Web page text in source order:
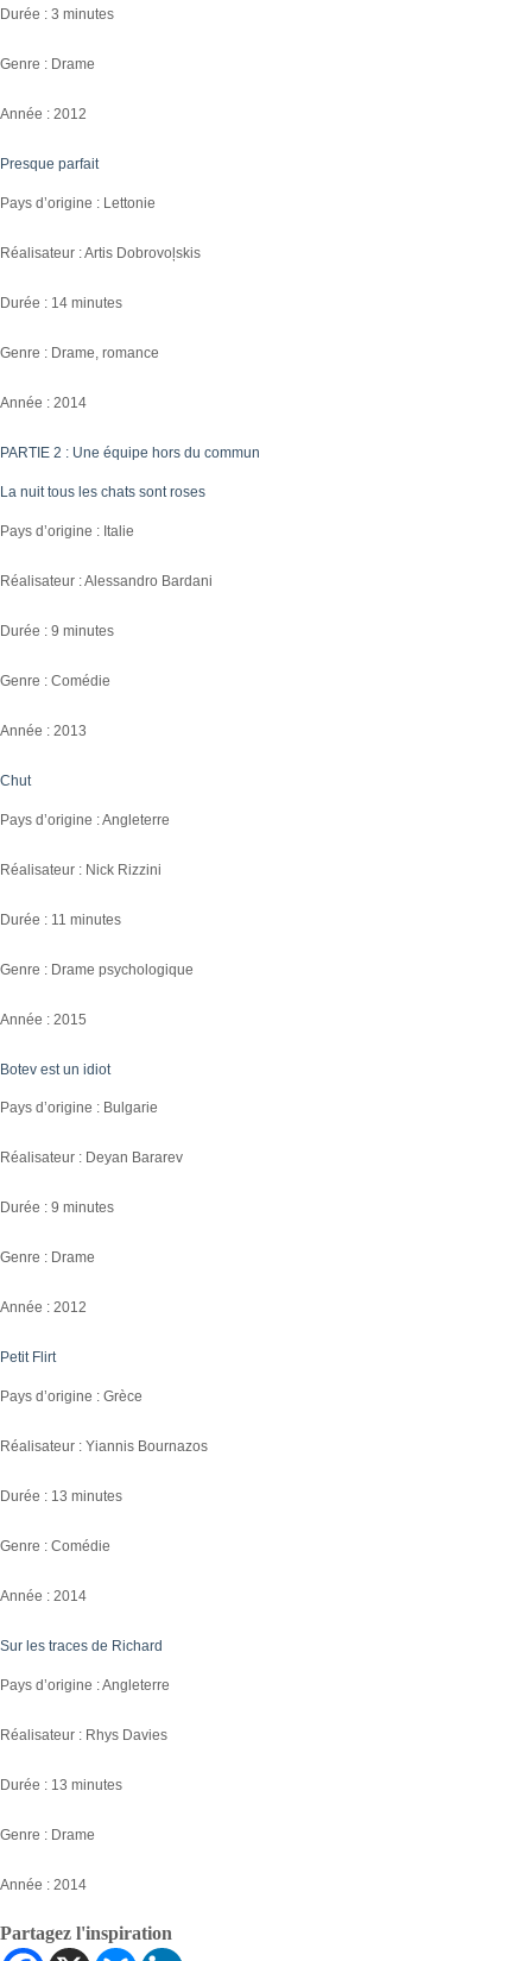
Durée : 3 minutes
Genre : Drame
Année : 2012
Presque parfait
Pays d’origine : Lettonie
Réalisateur : Artis Dobrovoļskis
Durée : 14 minutes
Genre : Drame, romance
Année : 2014
PARTIE 2 : Une équipe hors du commun
La nuit tous les chats sont roses
Pays d’origine : Italie
Réalisateur : Alessandro Bardani
Durée : 9 minutes
Genre : Comédie
Année : 2013
Chut
Pays d’origine : Angleterre
Réalisateur : Nick Rizzini
Durée : 11 minutes
Genre : Drame psychologique
Année : 2015
Botev est un idiot
Pays d’origine : Bulgarie
Réalisateur : Deyan Bararev
Durée : 9 minutes
Genre : Drame
Année : 2012
Petit Flirt
Pays d’origine : Grèce
Réalisateur : Yiannis Bournazos
Durée : 13 minutes
Genre : Comédie
Année : 2014
Sur les traces de Richard
Pays d’origine : Angleterre
Réalisateur : Rhys Davies
Durée : 13 minutes
Genre : Drame
Année : 2014
Partagez l'inspiration